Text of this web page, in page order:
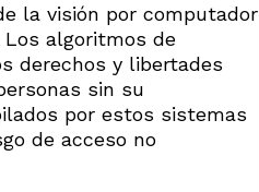
la visión por computador
Los algoritmos de
derechos y libertades
sin su
por estos sistemas
de acceso no